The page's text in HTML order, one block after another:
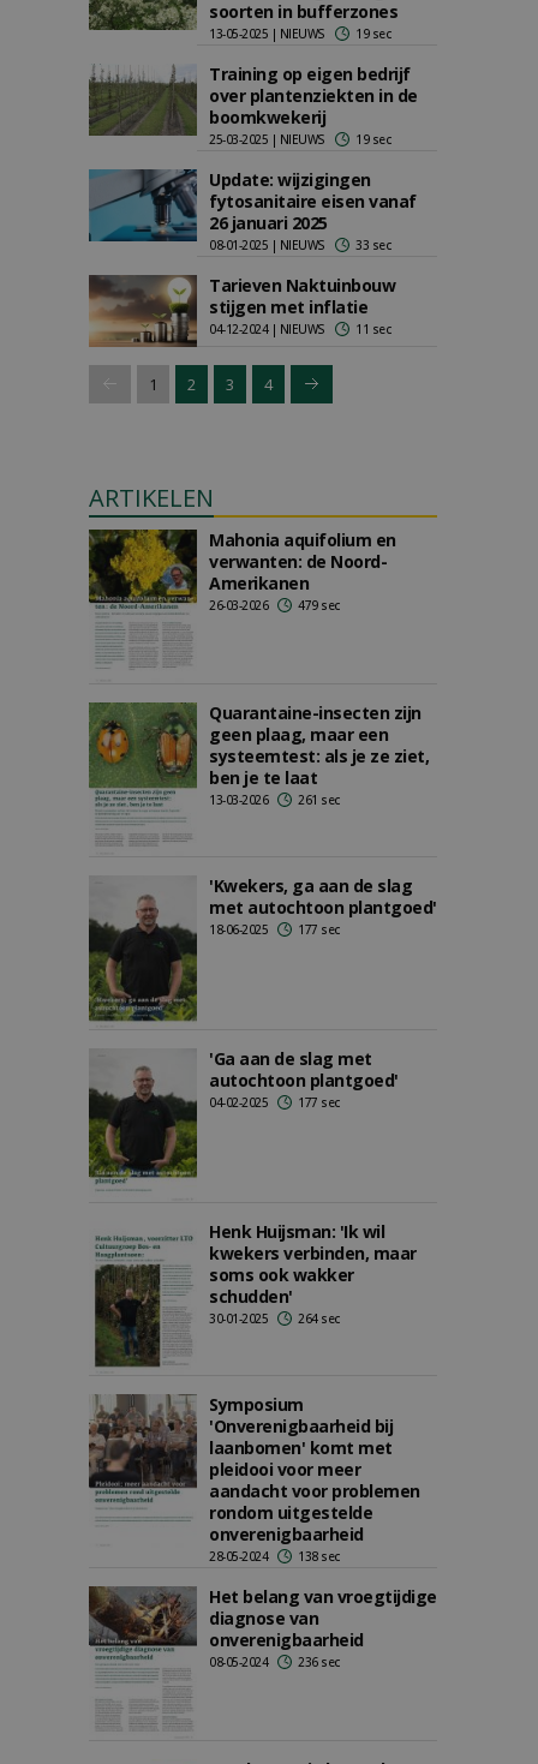
soorten in bufferzones
13-05-2025 | NIEUWS 19 sec
Training op eigen bedrijf
over plantenziekten in de
boomkwekerij
25-03-2025 | NIEUWS 19 sec
Update: wijzigingen
fytosanitaire eisen vanaf
26 januari 2025
08-01-2025 | NIEUWS 33 sec
Tarieven Naktuinbouw
stijgen met inflatie
04-12-2024 | NIEUWS 11 sec
1 2 3 4
ARTIKELEN
Mahonia aquifolium en
verwanten: de Noord-
Amerikanen
26-03-2026 479 sec
Quarantaine-insecten zijn
geen plaag, maar een
systeemtest: als je ze ziet,
ben je te laat
13-03-2026 261 sec
'Kwekers, ga aan de slag
met autochtoon plantgoed'
18-06-2025 177 sec
'Ga aan de slag met
autochtoon plantgoed'
04-02-2025 177 sec
Henk Huijsman: 'Ik wil
kwekers verbinden, maar
soms ook wakker
schudden'
30-01-2025 264 sec
Symposium
'Onverenigbaarheid bij
laanbomen' komt met
pleidooi voor meer
aandacht voor problemen
rondom uitgestelde
onverenigbaarheid
28-05-2024 138 sec
Het belang van vroegtijdige
diagnose van
onverenigbaarheid
08-05-2024 236 sec